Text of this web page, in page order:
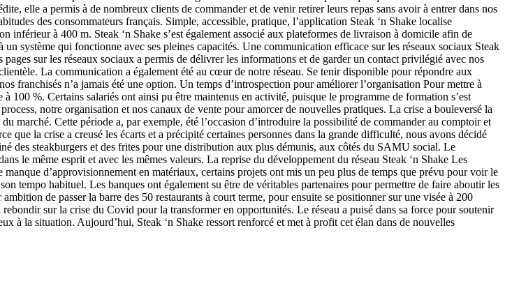
elle a permis à de nombreux clients de commander et de venir retirer leurs repas sans avoir à entrer dans nos
des consommateurs français. Simple, accessible, pratique, l’application Steak ‘n Shake localise
inférieur à 400 m. Steak ‘n Shake s’est également associé aux plateformes de livraison à domicile afin de
système qui fonctionne avec ses pleines capacités. Une communication efficace sur les réseaux sociaux Steak
sur les réseaux sociaux a permis de délivrer les informations et de garder un contact privilégié avec nos
La communication a également été au cœur de notre réseau. Se tenir disponible pour répondre aux
franchisés n’a jamais été une option. Un temps d’introspection pour améliorer l’organisation Pour mettre à
100 %. Certains salariés ont ainsi pu être maintenus en activité, puisque le programme de formation s’est
notre organisation et nos canaux de vente pour amorcer de nouvelles pratiques. La crise a bouleversé la
marché. Cette période a, par exemple, été l’occasion d’introduire la possibilité de commander au comptoir et
que la crise a creusé les écarts et a précipité certaines personnes dans la grande difficulté, nous avons décidé
des steakburgers et des frites pour une distribution aux plus démunis, aux côtés du SAMU social. Le
le même esprit et avec les mêmes valeurs. La reprise du développement du réseau Steak ‘n Shake Les
d’approvisionnement en matériaux, certains projets ont mis un peu plus de temps que prévu pour voir le
tempo habituel. Les banques ont également su être de véritables partenaires pour permettre de faire aboutir les
de passer la barre des 50 restaurants à court terme, pour ensuite se positionner sur une visée à 200
sur la crise du Covid pour la transformer en opportunités. Le réseau a puisé dans sa force pour soutenir
à la situation. Aujourd’hui, Steak ‘n Shake ressort renforcé et met à profit cet élan dans de nouvelles